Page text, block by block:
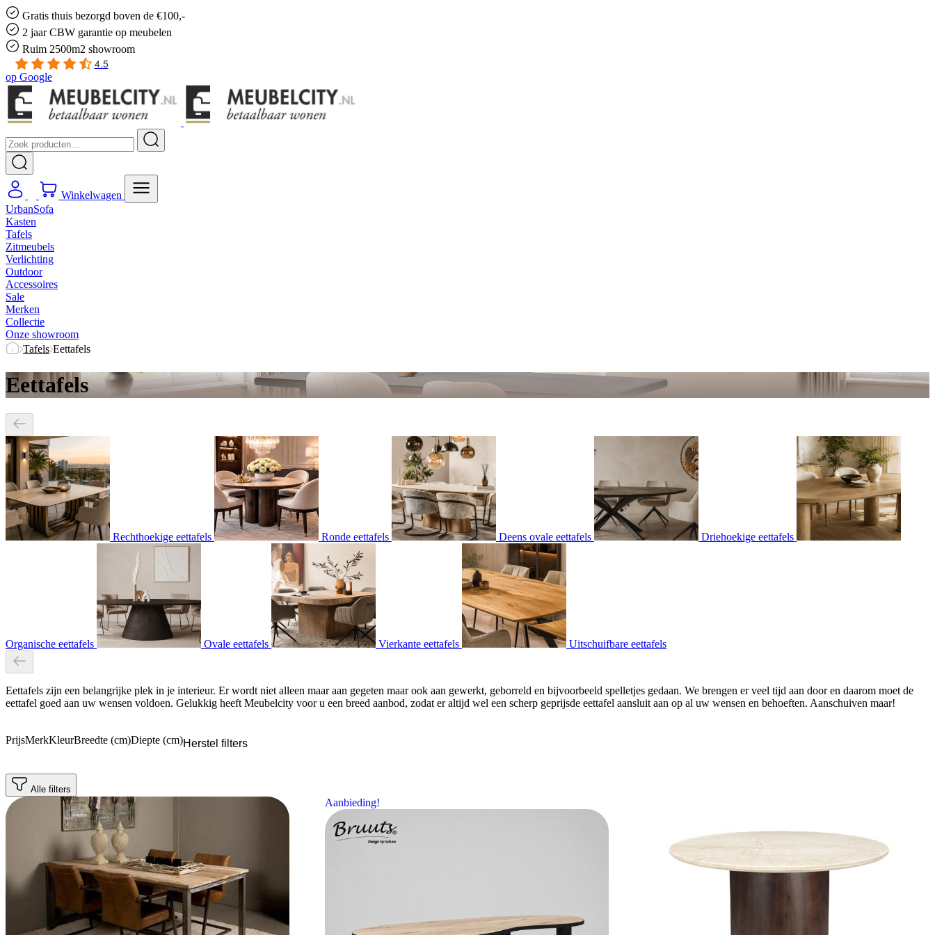
Gratis thuis bezorgd boven de €100,-
2 jaar CBW garantie op meubelen
Ruim 2500m2 showroom
4.5
op Google
Winkelwagen
UrbanSofa
Kasten
Tafels
Zitmeubels
Verlichting
Outdoor
Accessoires
Sale
Merken
Collectie
Onze showroom
Tafels Eettafels
Eettafels
Rechthoekige eettafels Ronde eettafels Deens ovale eettafels Driehoekige eettafels
Organische eettafels Ovale eettafels Vierkante eettafels Uitschuifbare eettafels
Eettafels zijn een belangrijke plek in je interieur. Er wordt niet alleen maar aan gegeten maar ook aan gewerkt, geborreld en bijvoorbeeld spelletjes gedaan. We brengen er veel tijd aan door en daarom moet de
eettafel goed aan uw wensen voldoen. Gelukkig heeft Meubelcity voor u een breed aanbod, zodat er altijd wel een scherp geprijsde eettafel aansluit aan op al uw wensen en behoeften. Aanschuiven maar!
PrijsMerkKleurBreedte (cm)Diepte (cm)Herstel filters
Alle filters
Aanbieding!